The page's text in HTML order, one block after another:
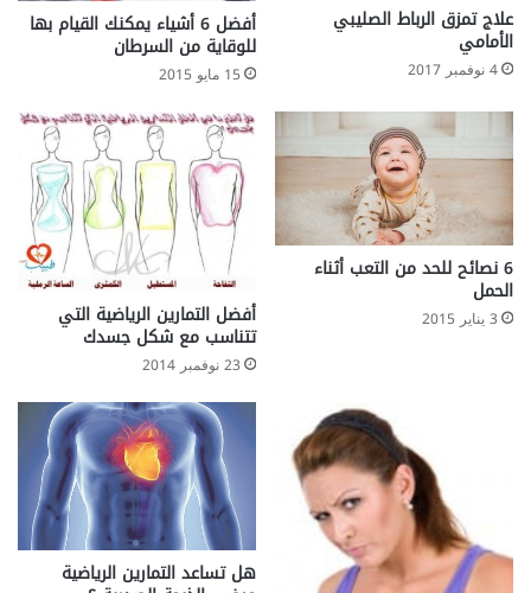
لّ
ذ
ي
ن
ي
ع
ا
ن
م
ن
ا
ل
ص
ا
ل
ز
ن
:
ح
م
ي
ة
ر
علاج تمزق الرباط الصليبي
الأمامي
4 نوفمبر 2017
أفضل 6 أشياء يمكنك القيام بها
للوقاية من السرطان
15 مايو 2015
6 نصائح للحد من التعب أثناء
الحمل
3 يناير 2015 أفضل التمارين الرياضية التي
تتناسب مع شكل جسدك
23 نوفمبر 2014
هل تساعد التمارين الرياضية